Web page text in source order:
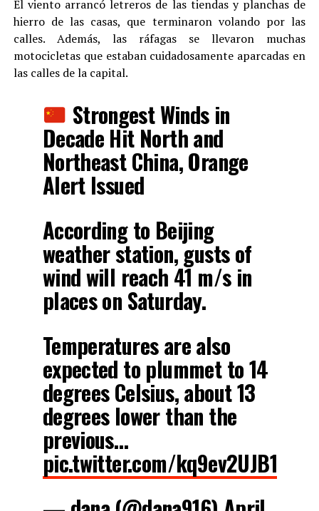
El viento arrancó letreros de las tiendas y planchas de
hierro de las casas, que terminaron volando por las
calles. Además, las ráfagas se llevaron muchas
motocicletas que estaban cuidadosamente aparcadas en
las calles de la capital.
Strongest Winds in
Decade Hit North and
Northeast China, Orange
Alert Issued
According to Beijing
weather station, gusts of
wind will reach 41 m/s in
places on Saturday.
Temperatures are also
expected to plummet to 14
degrees Celsius, about 13
degrees lower than the
previous…
pic.twitter.com/kq9ev2UJB1